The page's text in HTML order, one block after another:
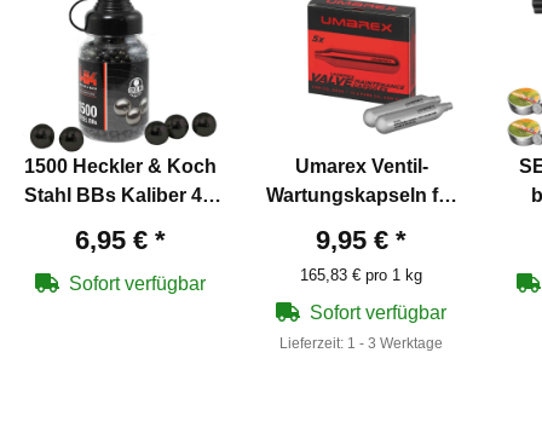
1500 Heckler & Koch
Stahl BBs Kaliber 4,5
6,95 € *
Sofort verfügbar
Umarex Ventil-
Wartungskapseln für
9,95 € *
165,83 € pro 1 kg
Sofort verfügbar
Lieferzeit: 1 - 3 Werktage